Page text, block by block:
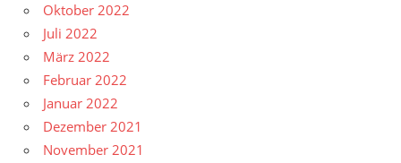
Oktober 2022
Juli 2022
März 2022
Februar 2022
Januar 2022
Dezember 2021
November 2021